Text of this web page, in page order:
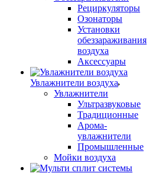
Рециркуляторы
Озонаторы
Установки
обеззараживания
воздуха
Аксессуары
Увлажнители воздуха
Увлажнители
Ультразвуковые
Традиционные
Арома-
увлажнители
Промышленные
Мойки воздуха